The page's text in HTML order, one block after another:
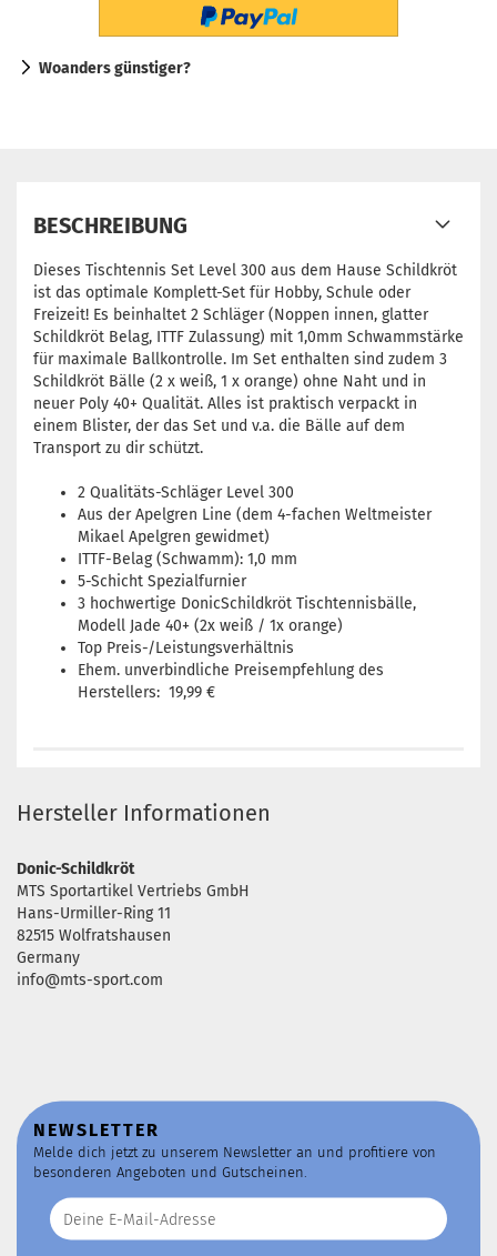
Woanders günstiger?
BESCHREIBUNG
Dieses Tischtennis Set Level 300 aus dem Hause Schildkröt
ist das optimale Komplett-Set für Hobby, Schule oder
Freizeit! Es beinhaltet 2 Schläger (Noppen innen, glatter
Schildkröt Belag, ITTF Zulassung) mit 1,0mm Schwammstärke
für maximale Ballkontrolle. Im Set enthalten sind zudem 3
Schildkröt Bälle (2 x weiß, 1 x orange) ohne Naht und in
neuer Poly 40+ Qualität. Alles ist praktisch verpackt in
einem Blister, der das Set und v.a. die Bälle auf dem
Transport zu dir schützt.
2 Qualitäts-Schläger Level 300
Aus der Apelgren Line (dem 4-fachen Weltmeister
Mikael Apelgren gewidmet)
ITTF-Belag (Schwamm): 1,0 mm
5-Schicht Spezialfurnier
3 hochwertige DonicSchildkröt Tischtennisbälle,
Modell Jade 40+ (2x weiß / 1x orange)
Top Preis-/Leistungsverhältnis
Ehem. unverbindliche Preisempfehlung des
Herstellers: 19,99 €
Hersteller Informationen
Donic-Schildkröt
MTS Sportartikel Vertriebs GmbH
Hans-Urmiller-Ring 11
82515 Wolfratshausen
Germany
info@mts-sport.com
NEWSLETTER
Melde dich jetzt zu unserem Newsletter an und profitiere von
besonderen Angeboten und Gutscheinen.